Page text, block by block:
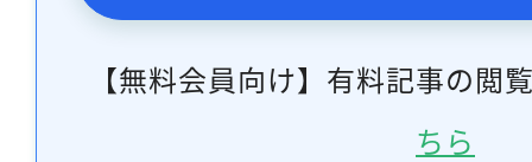
【無料会員向け】有料記事の閲
ちら